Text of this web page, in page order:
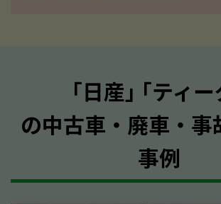
｢日産｣ ｢ティー
の中古車・廃車・事
事例